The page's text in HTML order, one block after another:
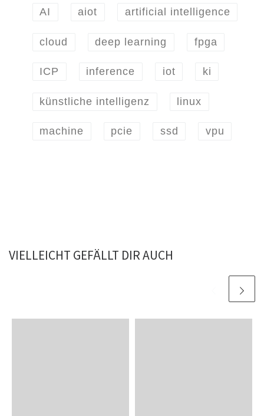
AI aiot artificial intelligence
cloud deep learning fpga
ICP inference iot ki
künstliche intelligenz linux
machine pcie ssd vpu
VIELLEICHT GEFÄLLT DIR AUCH